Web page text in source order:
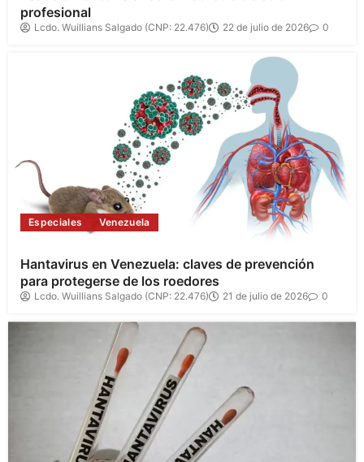
profesional
Lcdo. Wuillians Salgado (CNP: 22.476) 22 de julio de 2026 0
Especiales Venezuela
Hantavirus en Venezuela: claves de prevención
para protegerse de los roedores
Lcdo. Wuillians Salgado (CNP: 22.476) 21 de julio de 2026 0